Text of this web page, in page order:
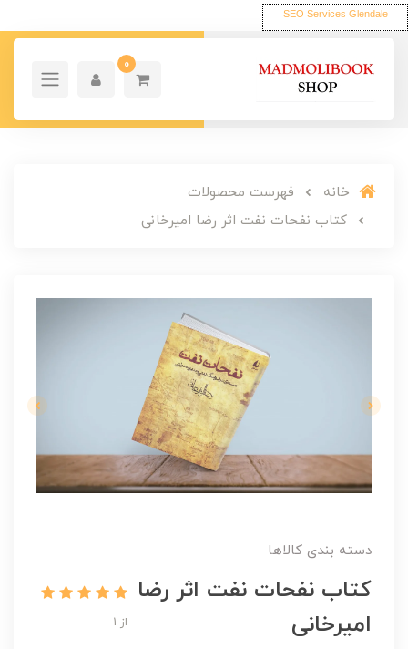
SEO Services Glendale
0
خانه
فهرست محصولات
کتاب نفحات نفت اثر رضا امیرخانی
دسته بندی کالاها
کتاب نفحات نفت اثر رضا
امیرخانی
از 1